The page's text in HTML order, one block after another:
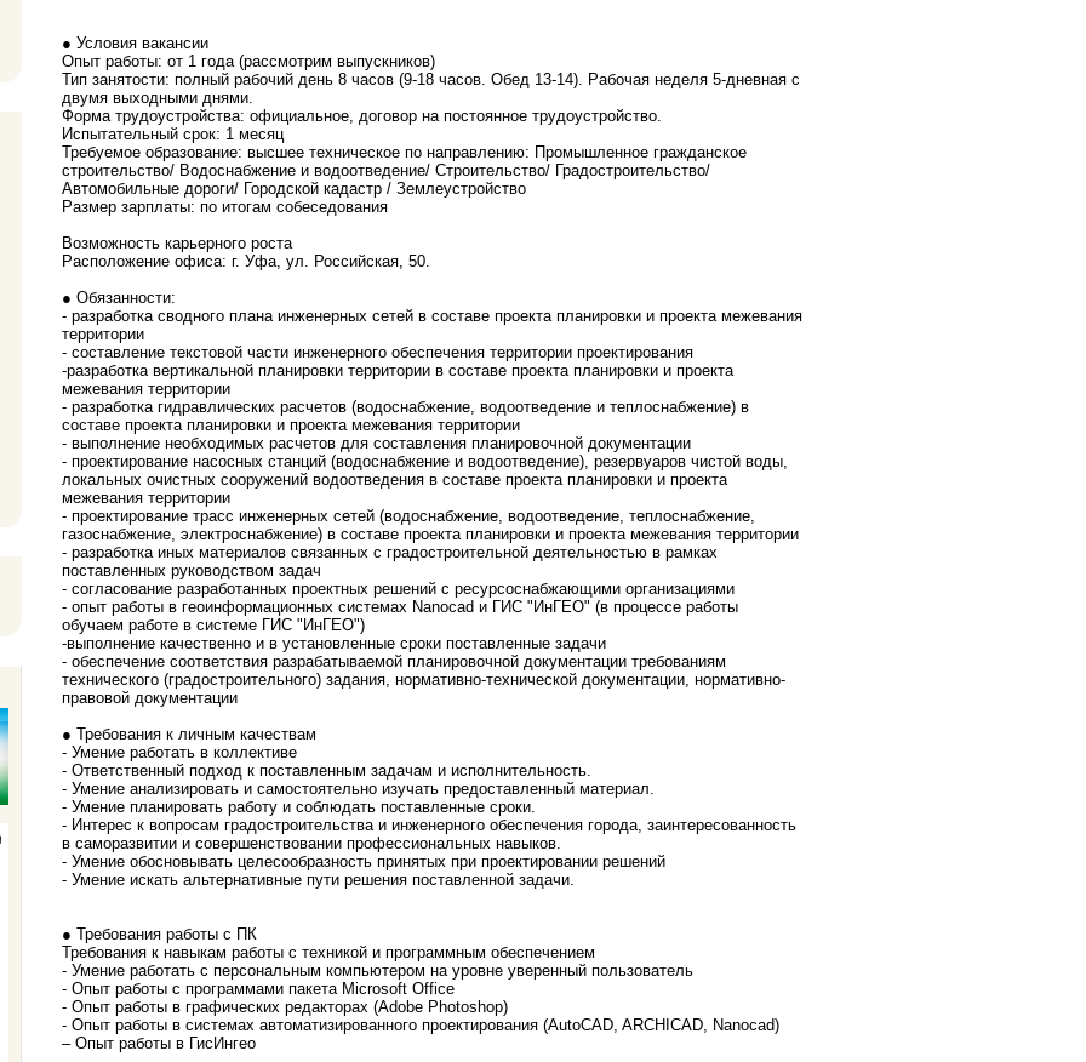
● Условия вакансии
Опыт работы: от 1 года (рассмотрим выпускников)
Тип занятости: полный рабочий день 8 часов (9-18 часов. Обед 13-14). Рабочая неделя 5-дневная с
двумя выходными днями.
Форма трудоустройства: официальное, договор на постоянное трудоустройство.
Испытательный срок: 1 месяц
Требуемое образование: высшее техническое по направлению: Промышленное гражданское
строительство/ Водоснабжение и водоотведение/ Строительство/ Градостроительство/
Автомобильные дороги/ Городской кадастр / Землеустройство
Размер зарплаты: по итогам собеседования
Возможность карьерного роста
Расположение офиса: г. Уфа, ул. Российская, 50.
● Обязанности:
- разработка сводного плана инженерных сетей в составе проекта планировки и проекта межевания
территории
- составление текстовой части инженерного обеспечения территории проектирования
-разработка вертикальной планировки территории в составе проекта планировки и проекта
межевания территории
- разработка гидравлических расчетов (водоснабжение, водоотведение и теплоснабжение) в
составе проекта планировки и проекта межевания территории
- выполнение необходимых расчетов для составления планировочной документации
- проектирование насосных станций (водоснабжение и водоотведение), резервуаров чистой воды,
локальных очистных сооружений водоотведения в составе проекта планировки и проекта
межевания территории
- проектирование трасс инженерных сетей (водоснабжение, водоотведение, теплоснабжение,
газоснабжение, электроснабжение) в составе проекта планировки и проекта межевания территории
- разработка иных материалов связанных с градостроительной деятельностью в рамках
поставленных руководством задач
- согласование разработанных проектных решений с ресурсоснабжающими организациями
- опыт работы в геоинформационных системах Nanocad и ГИС "ИнГЕО" (в процессе работы
обучаем работе в системе ГИС "ИнГЕО")
-выполнение качественно и в установленные сроки поставленные задачи
- обеспечение соответствия разрабатываемой планировочной документации требованиям
технического (градостроительного) задания, нормативно-технической документации, нормативно-
правовой документации
● Требования к личным качествам
- Умение работать в коллективе
- Ответственный подход к поставленным задачам и исполнительность.
- Умение анализировать и самостоятельно изучать предоставленный материал.
- Умение планировать работу и соблюдать поставленные сроки.
- Интерес к вопросам градостроительства и инженерного обеспечения города, заинтересованность
в саморазвитии и совершенствовании профессиональных навыков.
- Умение обосновывать целесообразность принятых при проектировании решений
- Умение искать альтернативные пути решения поставленной задачи.
● Требования работы с ПК
Требования к навыкам работы с техникой и программным обеспечением
- Умение работать с персональным компьютером на уровне уверенный пользователь
- Опыт работы с программами пакета Microsoft Office
- Опыт работы в графических редакторах (Adobe Photoshop)
- Опыт работы в системах автоматизированного проектирования (AutoCAD, ARCHICAD, Nanocad)
– Опыт работы в ГисИнгео